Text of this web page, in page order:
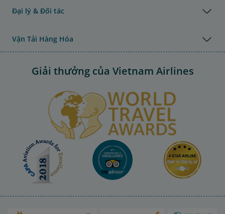
Đại lý & Đối tác
Vận Tải Hàng Hóa
Giải thưởng của Vietnam Airlines